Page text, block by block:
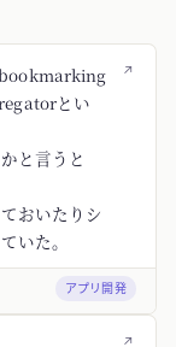
↗
とい
と言うと
おいたりシ
いた。
アプリ開発
↗